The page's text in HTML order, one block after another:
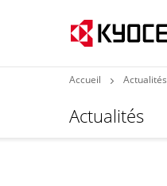
Accueil Actualités
Actualités